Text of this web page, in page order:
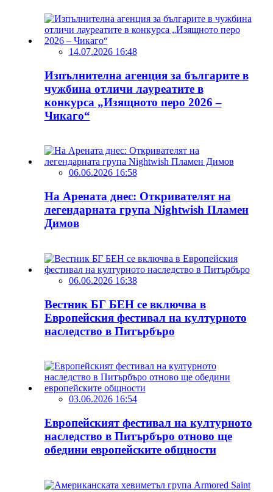
14.07.2026 16:48
Изпълнителна агенция за българите в
чужбина отличи лауреатите в
конкурса „Изящното перо 2026 –
Чикаго“
06.06.2026 16:58
На Арената днес: Откривателят на
легендарната група Nightwish Пламен
Димов
06.06.2026 16:38
Вестник БГ БЕН се включва в
Европейския фестивал на културното
наследство в Питърбъро
03.06.2026 16:54
Европейският фестивал на културното
наследство в Питърбъро отново ще
обедини европейските общности